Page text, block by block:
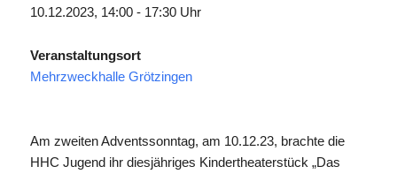
10.12.2023, 14:00 - 17:30 Uhr
Veranstaltungsort
Mehrzweckhalle Grötzingen
Am zweiten Adventssonntag, am 10.12.23, brachte die
HHC Jugend ihr diesjähriges Kindertheaterstück „Das